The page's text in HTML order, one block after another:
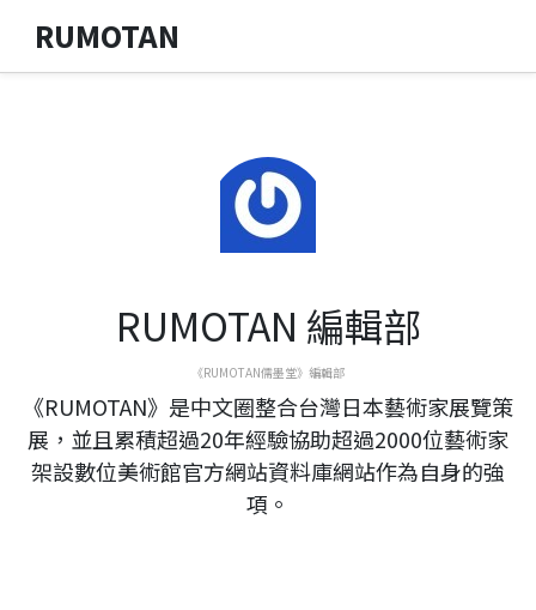
RUMOTAN
RUMOTAN 編輯部
《RUMOTAN儒墨堂》編輯部
《RUMOTAN》是中文圈整合台灣日本藝術家展覽策
展，並且累積超過20年經驗協助超過2000位藝術家
架設數位美術館官方網站資料庫網站作為自身的強
項。